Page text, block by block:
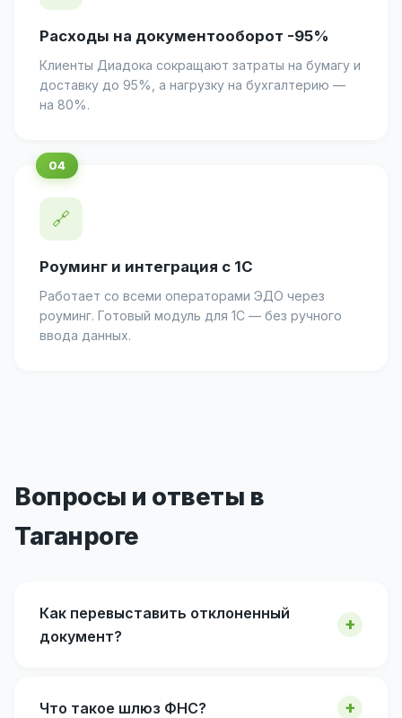
Расходы на документооборот -95%
Клиенты Диадока сокращают затраты на бумагу и
доставку до 95%, а нагрузку на бухгалтерию —
на 80%.
🔗
Роуминг и интеграция с 1С
Работает со всеми операторами ЭДО через
роуминг. Готовый модуль для 1С — без ручного
ввода данных.
Вопросы и ответы в
Таганроге
Как перевыставить отклоненный
документ?
Что такое шлюз ФНС?